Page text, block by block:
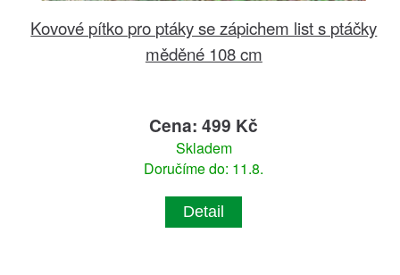
Kovové pítko pro ptáky se zápichem list s ptáčky
měděné 108 cm
Cena: 499 Kč
Skladem
Doručíme do: 11.8.
Detail